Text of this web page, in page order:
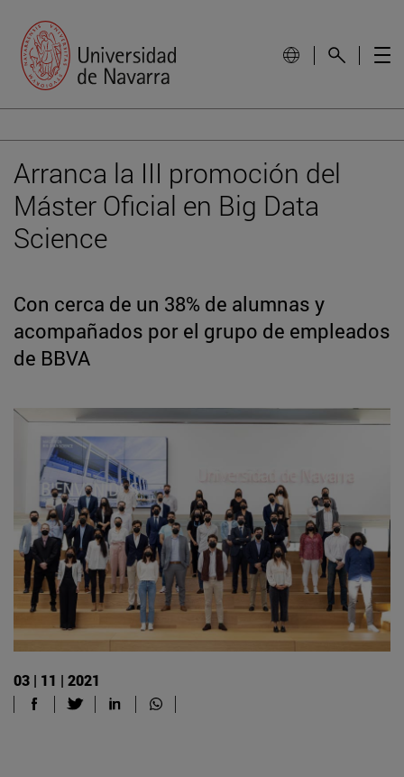
Arranca la III promoción del
Máster Oficial en Big Data
Science
Con cerca de un 38% de alumnas y
acompañados por el grupo de empleados
de BBVA
03 | 11 | 2021